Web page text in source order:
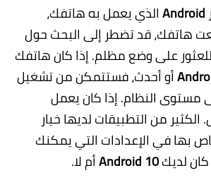
Androidالذي يعمل به هاتفك،
هاتفك، قد تضطر إلى البحث حول
على وضع مظلم. إذا كان هاتفك
أو أحدث، فستتمكن من تشغيل
مستوى النظام. إذا كان يعمل
اليأس. الكثير من التطبيقات لديها خيار
بها في الإعدادات التي يمكنك
لديكAndroid 10أم لا.